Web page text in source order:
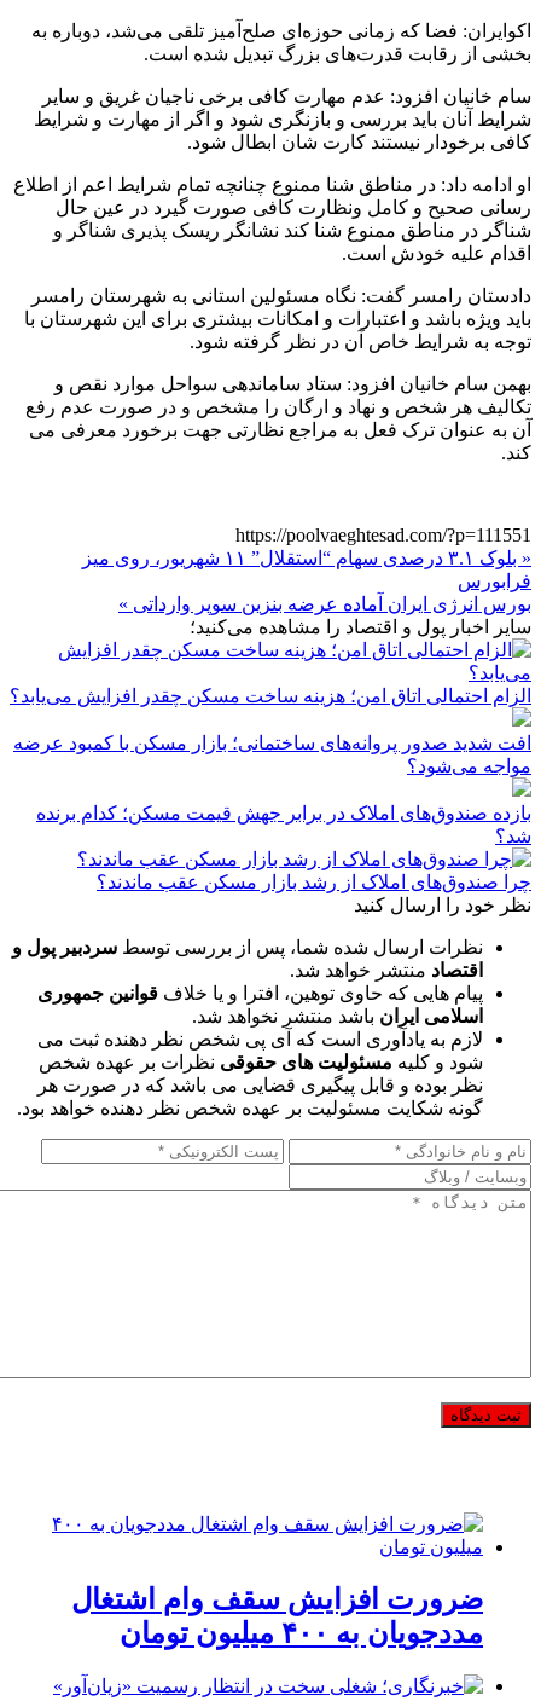
اکوایران: فضا که زمانی حوزه‌ای صلح‌آمیز تلقی می‌شد، دوباره به
بخشی از رقابت قدرت‌های بزرگ تبدیل شده است.
سام خانیان افزود: عدم مهارت کافی برخی ناجیان غریق و سایر
شرایط آنان باید بررسی و بازنگری شود و اگر از مهارت و شرایط
کافی برخودار نیستند کارت شان ابطال شود.
او ادامه داد: در مناطق شنا ممنوع چنانچه تمام شرایط اعم از اطلاع
رسانی صحیح و کامل ونظارت کافی صورت گیرد در عین حال
شناگر در مناطق ممنوع شنا کند نشانگر ریسک پذیری شناگر و
اقدام علیه خودش است.
دادستان رامسر گفت: نگاه مسئولین استانی به شهرستان رامسر
باید ویژه باشد و اعتبارات و امکانات بیشتری برای این شهرستان با
توجه به شرایط خاص آن در نظر گرفته شود.
بهمن سام خانیان افزود: ستاد ساماندهی سواحل موارد نقص و
تکالیف هر شخص و نهاد و ارگان را مشخص و در صورت عدم رفع
آن به عنوان ترک فعل به مراجع نظارتی جهت برخورد معرفی می
کند.
https://poolvaeghtesad.com/?p=111551
« بلوک ۳.۱ درصدی سهام “استقلال” ۱۱ شهریور، روی میز
فرابورس
بورس انرژی ایران آماده عرضه بنزین سوپر وارداتی »
سایر اخبار پول و اقتصاد را مشاهده می‌کنید؛
الزام احتمالی اتاق امن؛ هزینه ساخت مسکن چقدر افزایش می‌یابد؟
افت شدید صدور پروانه‌های ساختمانی؛ بازار مسکن با کمبود عرضه
مواجه می‌شود؟
بازده صندوق‌های املاک در برابر جهش قیمت مسکن؛ کدام برنده
شد؟
چرا صندوق‌های املاک از رشد بازار مسکن عقب ماندند؟
نظر خود را ارسال کنید
نظرات ارسال شده شما، پس از بررسی توسط سردبیر پول و
اقتصاد منتشر خواهد شد.
پیام هایی که حاوی توهین، افترا و یا خلاف قوانین جمهوری
اسلامی ایران باشد منتشر نخواهد شد.
لازم به یادآوری است که آی پی شخص نظر دهنده ثبت می
شود و کلیه مسئولیت های حقوقی نظرات بر عهده شخص
نظر بوده و قابل پیگیری قضایی می باشد که در صورت هر
گونه شکایت مسئولیت بر عهده شخص نظر دهنده خواهد بود.
ضرورت افزایش سقف وام اشتغال
مددجویان به ۴۰۰ میلیون تومان